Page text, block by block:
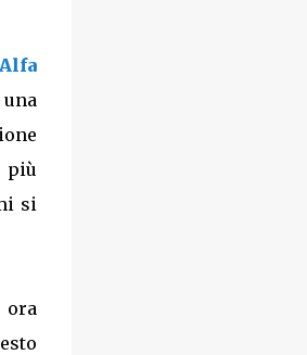
Alfa
più
si
ora